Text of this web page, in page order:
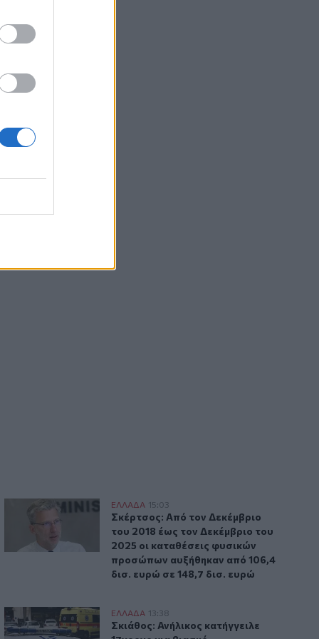
Ισπανία: Οι αρμόδιες αρχές έλεγξαν
εναέρια μέσα
- Κινητοποιήθηκαν εναέρια μέσα
Σκέρτσος: Από τον Δεκέμβριο του 2018 έως τον
ΕΛΛAΔΑ 15:03
Σκέρτσος: Από τον Δεκέμβριο του
Σκέρτσος: Από τον Δεκέμβριο
του 2018 έως τον Δεκέμβριο του
2025 οι καταθέσεις φυσικών
προσώπων αυξήθηκαν από 106,4
δισ. ευρώ σε 148,7 δισ. ευρώ
Σκιάθος: Ανήλικος κατήγγειλε 17χρονο για βιασμό
ΕΛΛAΔΑ 13:38
Σκιάθος: Ανήλικος κατήγγειλε
Σκιάθος: Ανήλικος κατήγγειλε